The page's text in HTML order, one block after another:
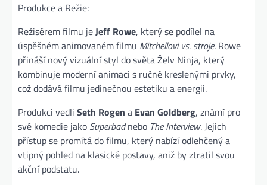
Produkce a Režie:
Režisérem filmu jeJeff Rowe, který se podílel na
úspěšném animovaném filmu Mitchellovi vs. stroje. Rowe
přináší nový vizuální styl do světa Želv Ninja, který
kombinuje moderní animaci s ručně kreslenými prvky,
což dodává filmu jedinečnou estetiku a energii.
Produkci vedli Seth Rogen a Evan Goldberg, známí pro
své komedie jako Superbadnebo The Interview. Jejich
přístup se promítá do filmu, který nabízí odlehčený a
vtipný pohled na klasické postavy, aniž by ztratil svou
akční podstatu.